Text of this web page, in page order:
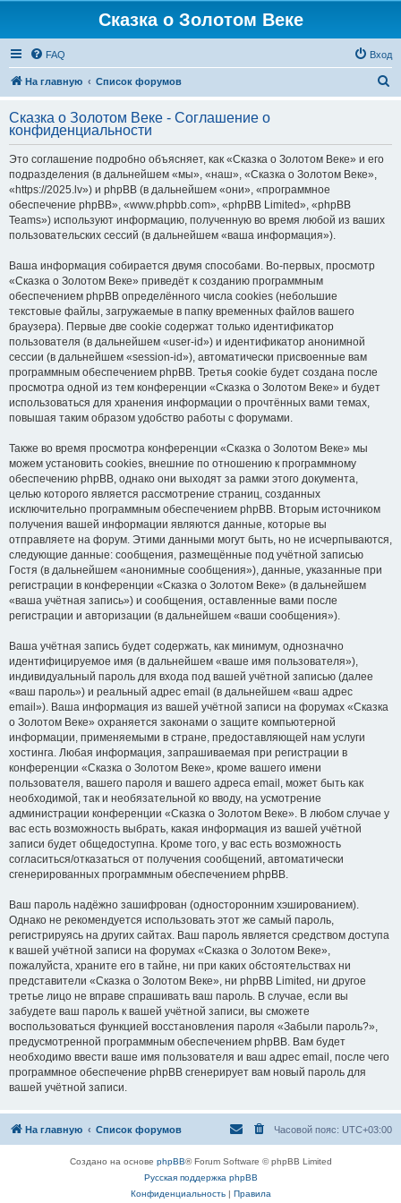
Сказка о Золотом Веке
FAQ Вход
На главную Список форумов
с
Сказка о Золотом Веке - Соглашение о
конфиденциальности
Это соглашение подробно объясняет, как «Сказка о Золотом Веке» и его
подразделения (в дальнейшем «мы», «наш», «Сказка о Золотом Веке»,
«https://2025.lv») и phpBB (в дальнейшем «они», «программное
обеспечение phpBB», «www.phpbb.com», «phpBB Limited», «phpBB
Teams») используют информацию, полученную во время любой из ваших
пользовательских сессий (в дальнейшем «ваша информация»).
Ваша информация собирается двумя способами. Во-первых, просмотр
«Сказка о Золотом Веке» приведёт к созданию программным
обеспечением phpBB определённого числа cookies (небольшие
текстовые файлы, загружаемые в папку временных файлов вашего
браузера). Первые две cookie содержат только идентификатор
пользователя (в дальнейшем «user-id») и идентификатор анонимной
сессии (в дальнейшем «session-id»), автоматически присвоенные вам
программным обеспечением phpBB. Третья cookie будет создана после
просмотра одной из тем конференции «Сказка о Золотом Веке» и будет
использоваться для хранения информации о прочтённых вами темах,
повышая таким образом удобство работы с форумами.
Также во время просмотра конференции «Сказка о Золотом Веке» мы
можем установить cookies, внешние по отношению к программному
обеспечению phpBB, однако они выходят за рамки этого документа,
целью которого является рассмотрение страниц, созданных
исключительно программным обеспечением phpBB. Вторым источником
получения вашей информации являются данные, которые вы
отправляете на форум. Этими данными могут быть, но не исчерпываются,
следующие данные: сообщения, размещённые под учётной записью
Гостя (в дальнейшем «анонимные сообщения»), данные, указанные при
регистрации в конференции «Сказка о Золотом Веке» (в дальнейшем
«ваша учётная запись») и сообщения, оставленные вами после
регистрации и авторизации (в дальнейшем «ваши сообщения»).
Ваша учётная запись будет содержать, как минимум, однозначно
идентифицируемое имя (в дальнейшем «ваше имя пользователя»),
индивидуальный пароль для входа под вашей учётной записью (далее
«ваш пароль») и реальный адрес email (в дальнейшем «ваш адрес
email»). Ваша информация из вашей учётной записи на форумах «Сказка
о Золотом Веке» охраняется законами о защите компьютерной
информации, применяемыми в стране, предоставляющей нам услуги
хостинга. Любая информация, запрашиваемая при регистрации в
конференции «Сказка о Золотом Веке», кроме вашего имени
пользователя, вашего пароля и вашего адреса email, может быть как
необходимой, так и необязательной ко вводу, на усмотрение
администрации конференции «Сказка о Золотом Веке». В любом случае у
вас есть возможность выбрать, какая информация из вашей учётной
записи будет общедоступна. Кроме того, у вас есть возможность
согласиться/отказаться от получения сообщений, автоматически
сгенерированных программным обеспечением phpBB.
Ваш пароль надёжно зашифрован (односторонним хэшированием).
Однако не рекомендуется использовать этот же самый пароль,
регистрируясь на других сайтах. Ваш пароль является средством доступа
к вашей учётной записи на форумах «Сказка о Золотом Веке»,
пожалуйста, храните его в тайне, ни при каких обстоятельствах ни
представители «Сказка о Золотом Веке», ни phpBB Limited, ни другое
третье лицо не вправе спрашивать ваш пароль. В случае, если вы
забудете ваш пароль к вашей учётной записи, вы сможете
воспользоваться функцией восстановления пароля «Забыли пароль?»,
предусмотренной программным обеспечением phpBB. Вам будет
необходимо ввести ваше имя пользователя и ваш адрес email, после чего
программное обеспечение phpBB сгенерирует вам новый пароль для
вашей учётной записи.
На главную Список форумов Часовой пояс: UTC+03:00
Создано на основе phpBB® Forum Software © phpBB Limited
Русская поддержка phpBB
Конфиденциальность| Правила